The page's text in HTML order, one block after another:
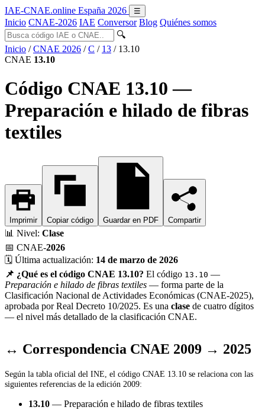
IAE-CNAE.online España 2026 ☰
Inicio CNAE-2026 IAE Conversor Blog Quiénes somos
🔍
Inicio / CNAE 2026 / C / 13 / 13.10
CNAE 13.10
Código CNAE 13.10 —
Preparación e hilado de fibras
textiles
Imprimir Copiar código Guardar en PDF Compartir
📊 Nivel: Clase
📅 CNAE-2026
🗓️ Última actualización: 14 de marzo de 2026
📌 ¿Qué es el código CNAE 13.10? El código 13.10 —
Preparación e hilado de fibras textiles — forma parte de la
Clasificación Nacional de Actividades Económicas (CNAE-2025),
aprobada por Real Decreto 10/2025. Es una clase de cuatro dígitos
— el nivel más detallado de la clasificación CNAE.
↔ Correspondencia CNAE 2009 → 2025
Según la tabla oficial del INE, el código CNAE 13.10 se relaciona con las
siguientes referencias de la edición 2009:
13.10 — Preparación e hilado de fibras textiles